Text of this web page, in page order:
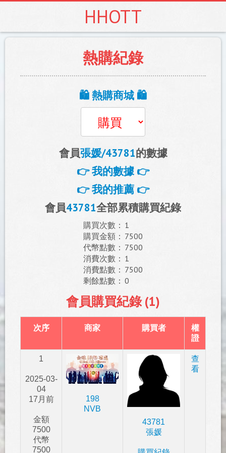
HHOTT
熱購紀錄
🛍️ 熱購商城 🛍️
會員張媛/43781的數據
👉 我的數據 👉
👉 我的推薦 👉
會員43781全部累積購買紀錄
購買次數： 1
購買金額： 7500
代幣點數： 7500
消費次數： 1
消費點數： 7500
剩餘點數： 0
會員購買紀錄 (1)
次序 商家 購買者
權
證
1
2025-03-
04
17月前
金額
7500
代幣
7500
198
NVB
43781
張媛
查
看